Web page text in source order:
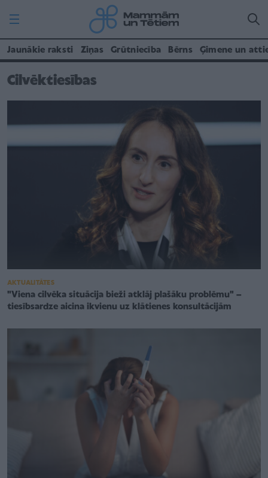
Jaunākie raksti Ziņas Grūtniecība Bērns Ģimene un
Cilvēktiesības
AKTUALITĀTES
"Viena cilvēka situācija bieži atklāj plašāku problēmu" –
tiesībsardze aicina ikvienu uz klātienes konsultācijām